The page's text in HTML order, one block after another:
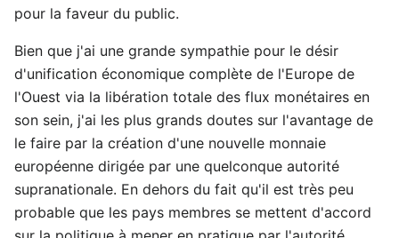
pour la faveur du public.
Bien que j'ai une grande sympathie pour le désir
d'unification économique complète de l'Europe de
l'Ouest via la libération totale des flux monétaires en
son sein, j'ai les plus grands doutes sur l'avantage de
le faire par la création d'une nouvelle monnaie
européenne dirigée par une quelconque autorité
supranationale. En dehors du fait qu'il est très peu
probable que les pays membres se mettent d'accord